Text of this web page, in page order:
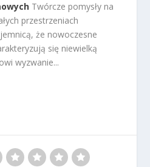
Twórcze pomysły na
przestrzeniach
że nowoczesne
się niewielką
wyzwanie...